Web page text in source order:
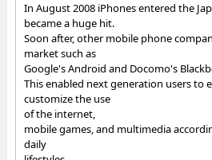
In August 2008 iPhones entered the
became a huge hit.
Soon after, other mobile phone
market such as
Google's Android and Docomo's
This enabled next generation users to
customize the use
of the internet,
mobile games, and multimedia
daily